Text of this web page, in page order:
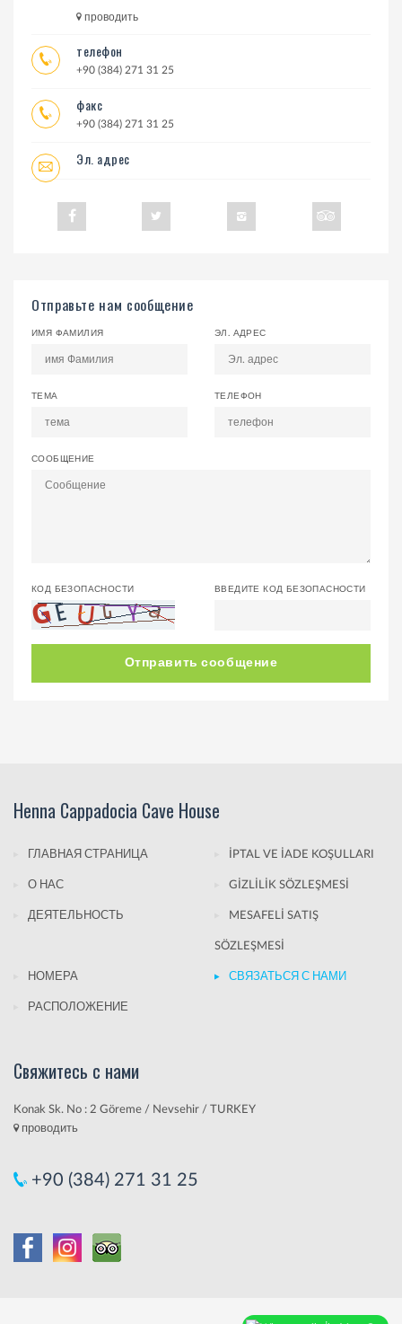
проводить
телефон
+90 (384) 271 31 25
факс
+90 (384) 271 31 25
Эл. адрес
Отправьте нам сообщение
ИМЯ ФАМИЛИЯ ЭЛ. АДРЕС
ТЕМА ТЕЛЕФОН
СООБЩЕНИЕ
КОД БЕЗОПАСНОСТИ ВВЕДИТЕ КОД БЕЗОПАСНОСТИ
Отправить сообщение
Henna Cappadocia Cave House
ГЛАВНАЯ СТРАНИЦА İPTAL VE İADE KOŞULLARI
О НАС GİZLİLİK SÖZLEŞMESİ
ДЕЯТЕЛЬНОСТЬ MESAFELİ SATIŞ
SÖZLEŞMESİ
НОМЕРА СВЯЗАТЬСЯ С НАМИ
РАСПОЛОЖЕНИЕ
Свяжитесь с нами
Konak Sk. No : 2 Göreme / Nevsehir / TURKEY
проводить
+90 (384) 271 31 25